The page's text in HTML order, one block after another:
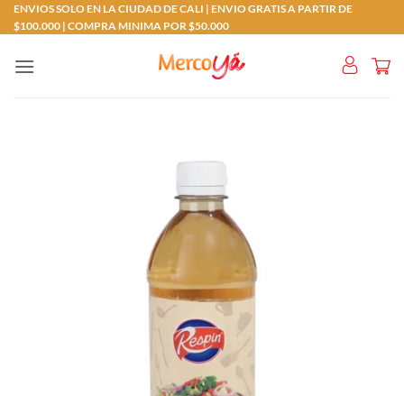
Saltar
al
ENVIOS SOLO EN LA CIUDAD DE CALI | ENVIO GRATIS A PARTIR DE
$100.000 | COMPRA MINIMA POR $50.000